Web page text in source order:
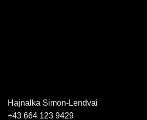
Hajnalka Simon-Lendvai
+43 664 123 9429